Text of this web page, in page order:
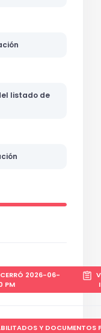
listado de
2026-06-
PM
Y DOCUMENTOS